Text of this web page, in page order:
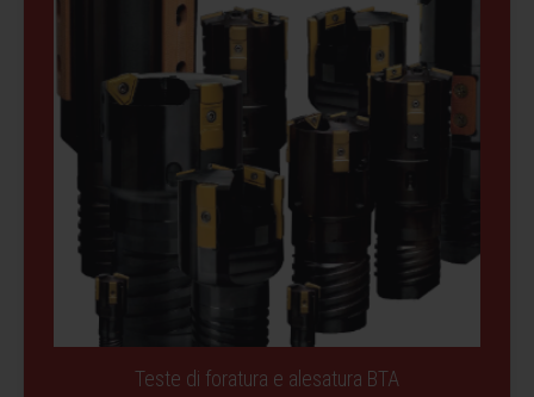
Teste di foratura e alesatura BTA